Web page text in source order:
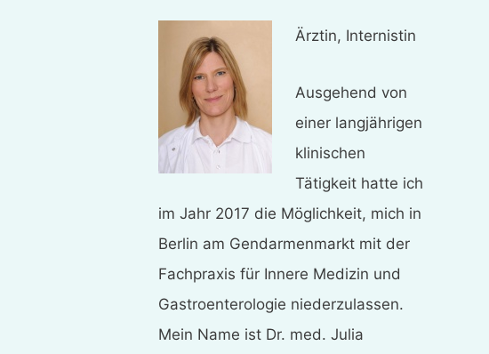
Ärztin, Internistin
Ausgehend von
einer langjährigen
klinischen
Tätigkeit hatte ich
im Jahr 2017 die Möglichkeit, mich in
Berlin am Gendarmenmarkt mit der
Fachpraxis für Innere Medizin und
Gastroenterologie niederzulassen.
Mein Name ist Dr. med. Julia